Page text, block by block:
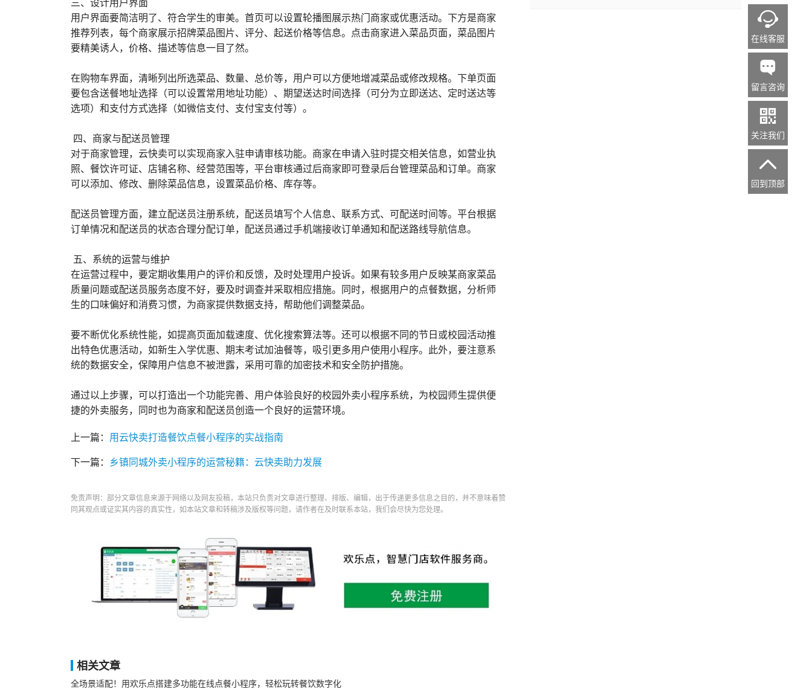
用户界面要简洁明了、符合学生的审美。首页可以设置轮播图展示热门商家或优惠活动。下方是商家
推荐列表，每个商家展示招牌菜品图片、评分、起送价格等信息。点击商家进入菜品页面，菜品图片
要精美诱人，价格、描述等信息一目了然。
在购物车界面，清晰列出所选菜品、数量、总价等，用户可以方便地增减菜品或修改规格。下单页面
要包含送餐地址选择（可以设置常用地址功能）、期望送达时间选择（可分为立即送达、定时送达等
选项）和支付方式选择（如微信支付、支付宝支付等）。
四、商家与配送员管理
对于商家管理，云快卖可以实现商家入驻申请审核功能。商家在申请入驻时提交相关信息，如营业执
照、餐饮许可证、店铺名称、经营范围等，平台审核通过后商家即可登录后台管理菜品和订单。商家
可以添加、修改、删除菜品信息，设置菜品价格、库存等。
配送员管理方面，建立配送员注册系统，配送员填写个人信息、联系方式、可配送时间等。平台根据
订单情况和配送员的状态合理分配订单，配送员通过手机端接收订单通知和配送路线导航信息。
五、系统的运营与维护
在运营过程中，要定期收集用户的评价和反馈，及时处理用户投诉。如果有较多用户反映某商家菜品
质量问题或配送员服务态度不好，要及时调查并采取相应措施。同时，根据用户的点餐数据，分析师
生的口味偏好和消费习惯，为商家提供数据支持，帮助他们调整菜品。
要不断优化系统性能，如提高页面加载速度、优化搜索算法等。还可以根据不同的节日或校园活动推
出特色优惠活动，如新生入学优惠、期末考试加油餐等，吸引更多用户使用小程序。此外，要注意系
统的数据安全，保障用户信息不被泄露，采用可靠的加密技术和安全防护措施。
通过以上步骤，可以打造出一个功能完善、用户体验良好的校园外卖小程序系统，为校园师生提供便
捷的外卖服务，同时也为商家和配送员创造一个良好的运营环境。
上一篇： 用云快卖打造餐饮点餐小程序的实战指南
下一篇： 乡镇同城外卖小程序的运营秘籍：云快卖助力发展
免责声明：部分文章信息来源于网络以及网友投稿，本站只负责对文章进行整理、排版、编辑，出于传递更多信息之目的，并不意味着赞
同其观点或证实其内容的真实性，如本站文章和转稿涉及版权等问题，请作者在及时联系本站，我们会尽快为您处理。
相关文章
全场景适配！用欢乐点搭建多功能在线点餐小程序，轻松玩转餐饮数字化

在线客服

留言咨询

关注我们

回到顶部